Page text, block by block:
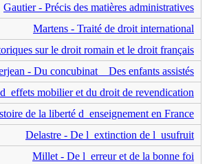
Gautier - Précis des matières administratives
Martens - Traité de droit international
sur le droit romain et le droit français
- Du concubinat _ Des enfants assistés
mobilier et du droit de revendication
de la liberté d_enseignement en France
Delastre - De l_extinction de l_usufruit
Millet - De l_erreur et de la bonne foi